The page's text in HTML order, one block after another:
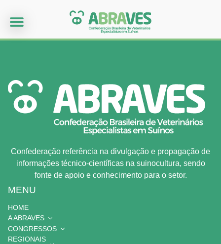
Confederação referência na divulgação e propagação de
informações técnico-científicas na suinocultura, sendo
fonte de apoio e conhecimento para o setor.
MENU
HOME
A ABRAVES
CONGRESSOS
REGIONAIS